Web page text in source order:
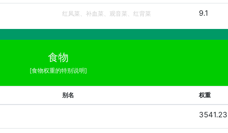
红凤菜、补血菜、观音菜、红背菜 9.1
食物
[食物权重的特别说明]
别名 权重
3541.23